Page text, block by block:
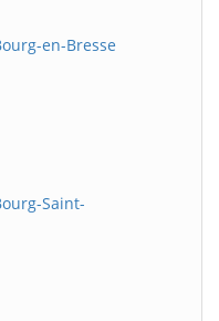
en-Bresse
Saint-